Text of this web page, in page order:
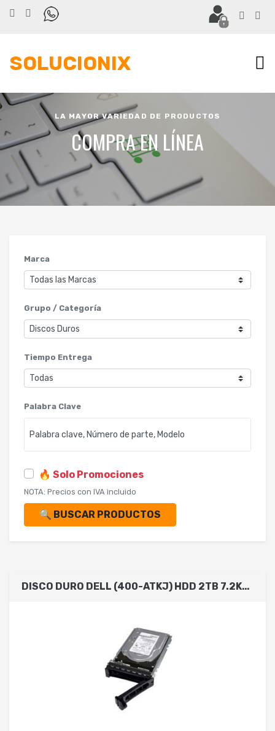
SOLUCIONIX
LA MAYOR VARIEDAD DE PRODUCTOS
COMPRA EN LÍNEA
Marca
Grupo / Categoría
Tiempo Entrega
Palabra Clave
🔥 Solo Promociones
NOTA: Precios con IVA incluido
🔍 BUSCAR PRODUCTOS
DISCO DURO DELL (400-ATKJ) HDD 2TB 7.2K/ SATA/ HOT PLUG/ INCLUYE CADDY PARA SERVIDORES CON CHASIS DE DISCOS 3.5 . COMPATIBLE CON LOS MODELOS R360, T360, T560, R660XS, R760XS